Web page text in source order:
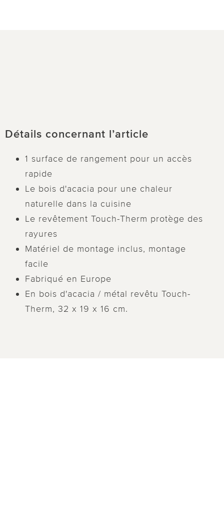
Détails concernant l’article
1 surface de rangement pour un accès
rapide
Le bois d'acacia pour une chaleur
naturelle dans la cuisine
Le revêtement Touch-Therm protège des
rayures
Matériel de montage inclus, montage
facile
Fabriqué en Europe
En bois d'acacia / métal revêtu Touch-
Therm, 32 x 19 x 16 cm.